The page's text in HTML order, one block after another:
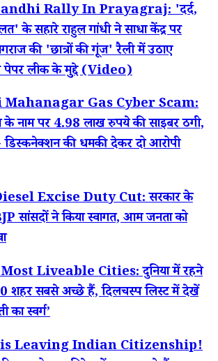
Rally In Prayagraj: 'दर्द,
के सहारे राहुल गांधी ने साधा केंद्र पर
की 'छात्रों की गूंज' रैली में उठाए
पेपर लीक के मुद्दे (Video)
Gas Cyber Scam:
के नाम पर 4.98 लाख रुपये की साइबर ठगी,
डिस्कनेक्शन की धमकी देकर दो आरोपी
Excise Duty Cut: सरकार के
सांसदों ने किया स्वागत, आम जनता को
Liveable Cities: दुनिया में रहने
शहर सबसे अच्छे हैं, दिलचस्प लिस्ट में देखें
का स्वर्ग’
Leaving Indian Citizenship!